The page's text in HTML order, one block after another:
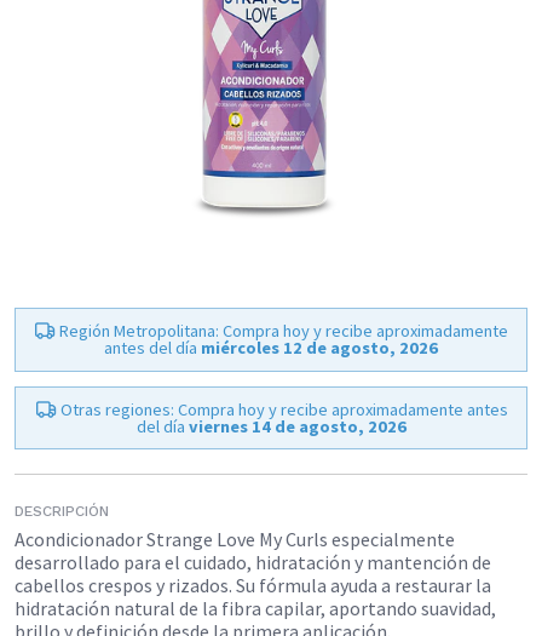
Región Metropolitana: Compra hoy y recibe aproximadamente
antes del día miércoles 12 de agosto, 2026
Otras regiones: Compra hoy y recibe aproximadamente antes
del día viernes 14 de agosto, 2026
DESCRIPCIÓN
Acondicionador Strange Love My Curls especialmente
desarrollado para el cuidado, hidratación y mantención de
cabellos crespos y rizados. Su fórmula ayuda a restaurar la
hidratación natural de la fibra capilar, aportando suavidad,
brillo y definición desde la primera aplicación.